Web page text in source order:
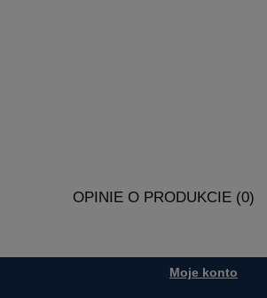
OPINIE O PRODUKCIE (0)
Moje konto